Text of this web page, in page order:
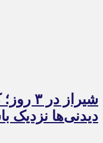
شیراز
دیدنی‌ها نزدیک